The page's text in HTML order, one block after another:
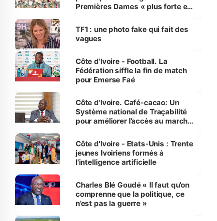
Premières Dames « plus forte et
sur la scène internationale »
TF1 : une photo fake qui fait des
vagues
Côte d’Ivoire - Football. La
Fédération siffle la fin de match
pour Emerse Faé
Côte d’Ivoire. Café-cacao: Un
Système national de Traçabilité
pour améliorer l’accès au marché
Côte d'Ivoire - Etats-Unis : Trente
jeunes Ivoiriens formés à
l'intelligence artificielle
Charles Blé Goudé « Il faut qu’on
comprenne que la politique, ce
n’est pas la guerre »